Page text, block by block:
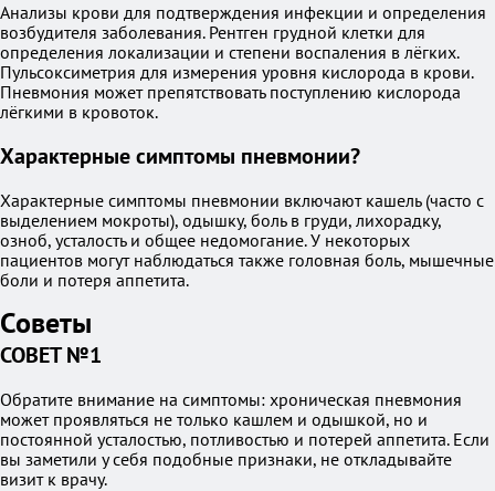
Анализы крови для подтверждения инфекции и определения
возбудителя заболевания. Рентген грудной клетки для
определения локализации и степени воспаления в лёгких.
Пульсоксиметрия для измерения уровня кислорода в крови.
Пневмония может препятствовать поступлению кислорода
лёгкими в кровоток.
Характерные симптомы пневмонии?
Характерные симптомы пневмонии включают кашель (часто с
выделением мокроты), одышку, боль в груди, лихорадку,
озноб, усталость и общее недомогание. У некоторых
пациентов могут наблюдаться также головная боль, мышечные
боли и потеря аппетита.
Советы
СОВЕТ №1
Обратите внимание на симптомы: хроническая пневмония
может проявляться не только кашлем и одышкой, но и
постоянной усталостью, потливостью и потерей аппетита. Если
вы заметили у себя подобные признаки, не откладывайте
визит к врачу.